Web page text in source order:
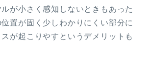
が小さく感知しないときもあった
置が固く少しわかりにくい部分に
が起こりやすというデメリットも